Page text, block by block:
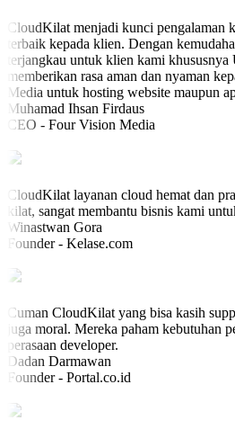
CloudKilat menjadi kunci pengalaman
terbaik kepada klien. Dengan
terjangkau untuk klien kami
memberikan rasa aman dan nyaman
Media untuk hosting website maupun
Muhamad Ihsan Firdaus
CEO - Four Vision Media
CloudKilat layanan cloud hemat dan
kilat, sangat membantu bisnis kami
Winastwan Gora
Founder - Kelase.com
Cuman CloudKilat yang bisa kasih
juga moral. Mereka paham kebutuhan
perasaan developer.
Dadan Darmawan
Founder - Portal.co.id